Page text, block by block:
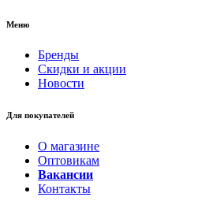
Меню
Бренды
Скидки и акции
Новости
Для покупателей
О магазине
Оптовикам
Вакансии
Контакты